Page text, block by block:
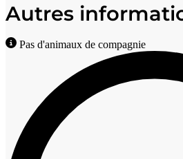
Autres
Pas d'animaux de compagnie